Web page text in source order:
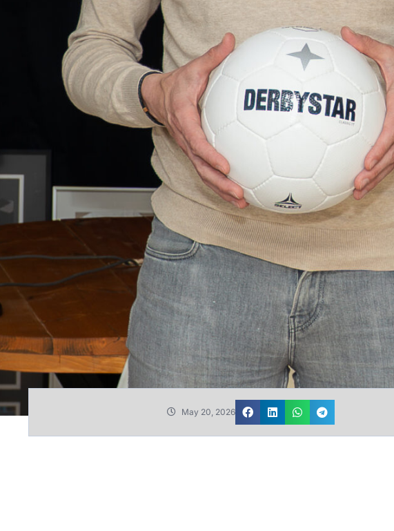
May 20, 2026